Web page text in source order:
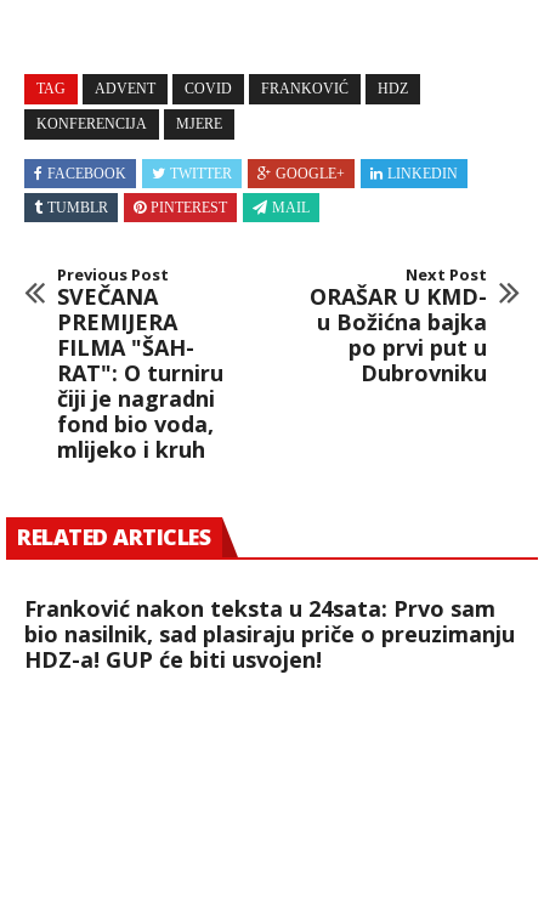
TAG ADVENT COVID FRANKOVIĆ HDZ
KONFERENCIJA MJERE
FACEBOOK TWITTER GOOGLE+
LINKEDIN
TUMBLR
PINTEREST MAIL
Previous Post
SVEČANA
PREMIJERA
FILMA "ŠAH-
RAT": O turniru
čiji je nagradni
fond bio voda,
mlijeko i kruh
Next Post
ORAŠAR U KMD-
u Božićna bajka
po prvi put u
Dubrovniku
RELATED ARTICLES
Franković nakon teksta u 24sata: Prvo sam
bio nasilnik, sad plasiraju priče o preuzimanju
HDZ-a! GUP će biti usvojen!